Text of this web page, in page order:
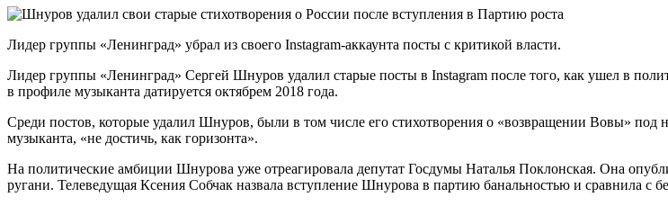
Лидер группы «Ленинград» убрал из своего Instagram-аккаунта посты с критикой власти.
Лидер группы «Ленинград» Сергей Шнуров удалил старые посты в Instagram после того, как ушел в
в профиле музыканта датируется октябрем 2018 года.
Среди постов, которые удалил Шнуров, были в том числе его стихотворения о «возвращении Вовы» под
музыканта, «не достичь, как горизонта».
На политические амбиции Шнурова уже отреагировала депутат Госдумы Наталья Поклонская. Она
ругани. Телеведущая Ксения Собчак назвала вступление Шнурова в партию банальностью и сравнила с